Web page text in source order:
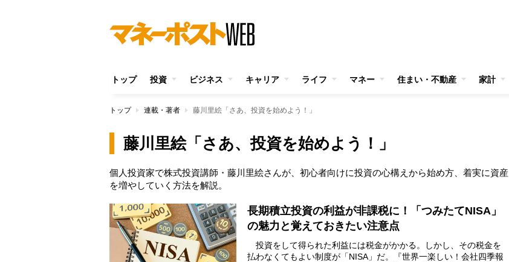
トップ 投資 ビジネス キャリア ライフ マネー 住まい・不動産 家計
トップ 連載・著者 藤川里絵「さあ、投資を始めよう！」
藤川里絵「さあ、投資を始めよう！」
個人投資家で株式投資講師・藤川里絵さんが、初心者向けに投資の心構えから始め方、着実に資産
を増やしていく方法を解説。
長期積立投資の利益が非課税に！「つみたてNISA」
の魅力と覚えておきたい注意点
投資をして得られた利益には税金がかかる。しかし、その税金を
払わなくてもよい制度が「NISA」だ。『世界一楽しい！会社四季報